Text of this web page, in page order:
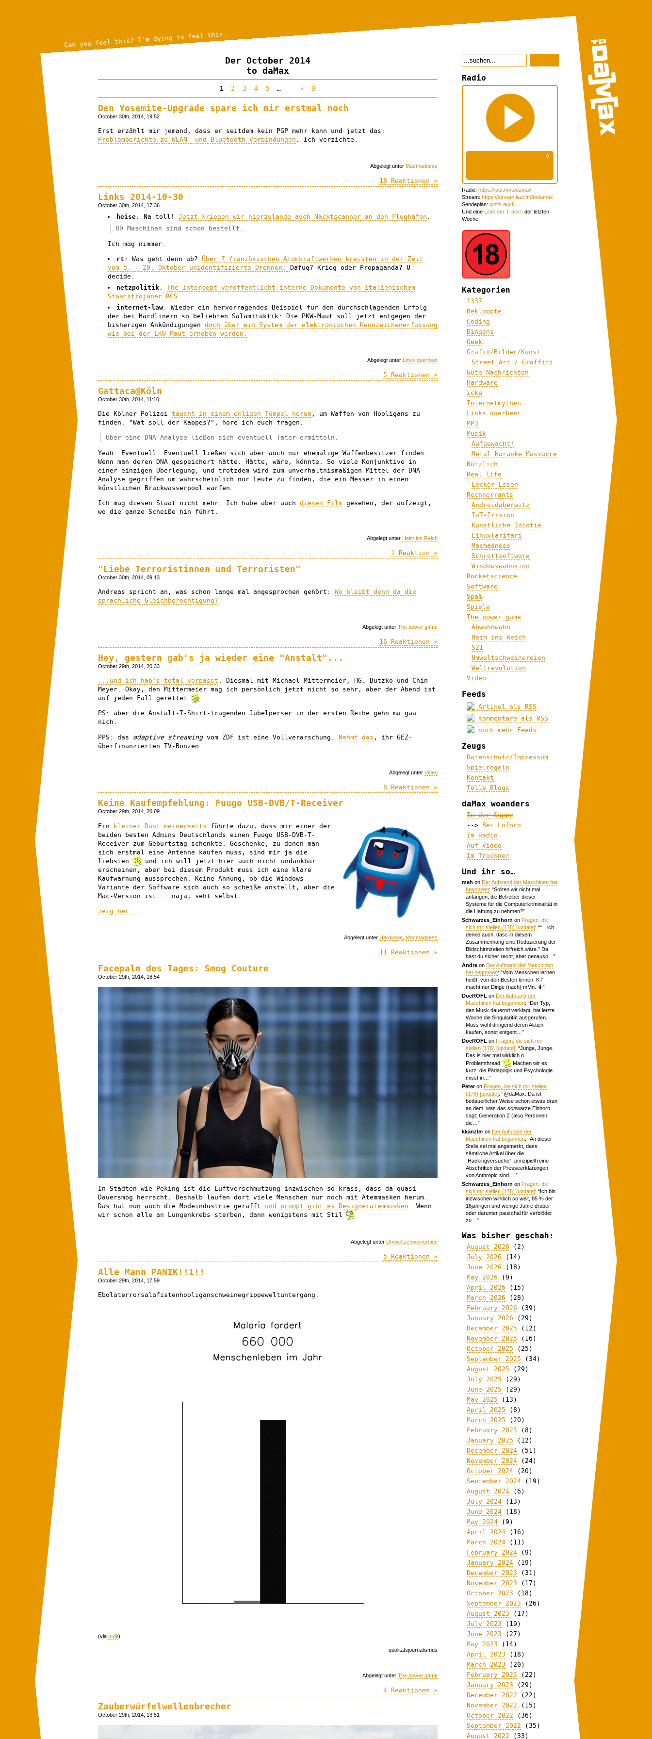
Can you feel this? I'm dying to feel this.
Der October 2014
to daMax
1 2 3 4 5 --» 9
Den Yosemite-Upgrade spare ich mir erstmal noch
October 30th, 2014, 19:52
Erst erzählt mir jemand, dass er seitdem kein PGP mehr kann und jetzt das:
Problemberichte zu WLAN- und Bluetooth-Verbindungen . Ich verzichte.
Abgelegt unter Macmadness
18 Reaktionen »
Links 2014-10-30
October 30th, 2014, 17:36
heise : Na toll!Jetzt kriegen wir hierzulande auch Nacktscanner an den Flughäfen
89 Maschinen sind schon bestellt.
Ich mag nimmer.
rt : Was geht denn ab? Über 7 französischen Atomkraftwerken kreisten in der Zeit
vom 5. - 20. Oktober unidentifizierte Drohnen.
Dafuq? Krieg oder Propaganda? U
decide.
netzpolitik :The Intercept veröffentlicht interne Dokumente von italienischem
Staatstrojaner RCS
internet-law : Wieder ein hervorragendes Beispiel für den durchschlagenden Erfolg
der bei Hardlinern so beliebten Salamitaktik: Die PKW-Maut soll jetzt entgegen der
bisherigen Ankündigungen doch über ein System der elektronischen Kennzeichenerfassung
wie bei der LKW-Maut erhoben werden.
Abgelegt unter Links querbeet
5 Reaktionen »
Gattaca@Köln
October 30th, 2014, 11:10
Die Kölner Polizei taucht in einem ekligen Tümpel herum , um Waffen von Hooligans zu
finden. "Wat soll der Kappes?", höre ich euch fragen.
Über eine DNA-Analyse ließen sich eventuell Täter ermitteln.
Yeah. Eventuell. Eventuell ließen sich aber auch nur ehemalige Waffenbesitzer finden.
Wenn man deren DNA gespeichert hätte. Hätte, wäre, könnte. So viele Konjunktive in
einer einzigen Überlegung, und trotzdem wird zum unverhältnismäßigen Mittel der DNA-
Analyse gegriffen um wahrscheinlich nur Leute zu finden, die ein Messer in einen
künstlichen Brackwasserpool warfen.
Ich mag diesen Staat nicht mehr. Ich habe aber auch diesen Film gesehen, der aufzeigt,
wo die ganze Scheiße hin führt.
Abgelegt unter Heim ins Reich
1 Reaktion »
"Liebe Terroristinnen und Terroristen"
October 30th, 2014, 09:13
Andreas spricht an, was schon lange mal angesprochen gehört: Wo bleibt denn da die
sprachliche Gleichberechtigung?
Abgelegt unter The power game
16 Reaktionen »
Hey, gestern gab's ja wieder eine "Anstalt"...
October 29th, 2014, 20:33
...und ich hab's total verpasst . Diesmal mit Michael Mittermeier, HG. Butzko und Chin
Meyer. Okay, den Mittermeier mag ich persönlich jetzt nicht so sehr, aber der Abend ist
auf jeden Fall gerettet
PS: aber die Anstalt-T-Shirt-tragenden Jubelperser in der ersten Reihe gehn ma gaa
nich.
PPS: das adaptive streamingvom ZDF ist eine Vollverarschung. Nehmt das , ihr GEZ-
überfinanzierten TV-Bonzen.
Abgelegt unter Video
8 Reaktionen »
Keine Kaufempfehlung: Fuugo USB-DVB/T-Receiver
October 29th, 2014, 20:09
Ein kleiner Rant meinerseits führte dazu, dass mir einer der
beiden besten Admins Deutschlands einen Fuugo USB-DVB-T-
Receiver zum Geburtstag schenkte. Geschenke, zu denen man
sich erstmal eine Antenne kaufen muss, sind mir ja die
liebsten
und ich will jetzt hier auch nicht undankbar
erscheinen, aber bei diesem Produkt muss ich eine klare
Kaufwarnung aussprechen. Keine Ahnung, ob die Windows-
Variante der Software sich auch so scheiße anstellt, aber die
Mac-Version ist... naja, seht selbst.
zeig her...
Abgelegt unter Hardware Macmadness
11 Reaktionen »
Facepalm des Tages: Smog Couture
October 29th, 2014, 18:54
In Städten wie Peking ist die Luftverschmutzung inzwischen so krass, dass da quasi
Dauersmog herrscht. Deshalb laufen dort viele Menschen nur noch mit Atemmasken herum.
Das hat nun auch die Modeindustrie gerafft und prompt gibt es Designeratemmasken . Wenn
wir schon alle an Lungenkrebs sterben, dann wenigstens mit Stil
Abgelegt unter Umweltschweinereien
5 Reaktionen »
Alle Mann PANIK!!1!!
October 29th, 2014, 17:59
Ebolaterrorsalafistenhooliganschweinegrippeweltuntergang.
(via u-dit)
qualitätsjournalismus
Abgelegt unter The power game
4 Reaktionen »
Zauberwürfelwellenbrecher
October 29th, 2014, 13:51
Radio
Radio: https://laut.fm/todamax
Stream: https://stream.laut.fm/todamax
Sendeplan: gibt's auch
Und eine Liste der Tracks der letzten
Woche.
Kategorien
1337
Bekloppte
Coding
Dingens
Geek
Grafix/Bilder/Kunst
Street Art / Graffiti
Gute Nachrichten
Hardware
icke
Internetmythen
Links querbeet
MP3
Musik
Aufgewacht!
Metal Karaoke Massacre
Nützlich
Real life
Lecker Essen
Rechnerrants
Androidaberwitz
IoT-Irrsinn
Künstliche Idiotie
Linuxlarifari
Macmadness
Schrottsoftware
Windowswahnsinn
Rocketscience
Software
Spaß
Spiele
The power game
Abwahnwahn
Heim ins Reich
S21
Umweltschweinereien
Weltrevolution
Video
Feeds
Artikel als RSS
Kommentare als RSS
noch mehr Feeds
Zeugs
Datenschutz/Impressum
Spielregeln
Kontakt
Tolle Blogs
daMax woanders
In der Suppe
-->
Bei Loforo
Im Radio
Auf Video
Im Trockner
Und ihr so…
meh onDer Aufstand der Maschinen hat
begonnen: “Sollten wir nicht mal
anfangen, die Betreiber dieser
Systeme für die Computerkriminalität in
die Haftung zu nehmen?”
Schwarzes_Einhorn onFragen, die
sich mir stellen (178) [update]: ““…ich
denke auch, dass in diesem
Zusammenhang eine Reduzierung der
Bildschirmzeiten hilfreich wäre.” Da
hast du sicher recht, aber genauso… ”
Andre onDer Aufstand der Maschinen
hat begonnen: “Vom Menschen lernen
heißt, von den Besten lernen. K’I’
macht nur Dinge (nach) mMn. 🤷”
DocROFL onDer Aufstand der
Maschinen hat begonnen: “Der Typ,
den Musk dauernd verklagt, hat letzte
Woche die Singularität ausgerufen.
Muss wohl dringend deren Aktien
kaufen, sonst entgeht… ”
DocROFL onFragen, die sich mir
stellen (178) [update]: “Junge, Junge.
Das is hier mal wirklich n
Problemthread.
Machen wir es
kurz: die Pädagogik und Psychologie
misst in… ”
PeteronFragen, die sich mir stellen
(178) [update]: “@daMax: Da ist
bedauerlicher Weise schon etwas dran
an dem, was das schwarze Einhorn
sagt: Generation Z (also Personen,
die… ”
kkanzleronDer Aufstand der
Maschinen hat begonnen: “An dieser
Stelle sei mal angemerkt, dass
sämtliche Artikel über die
“Hackingversuche”, prinzipiell reine
Abschriften der Presseerklärungen
von Anthropic sind.… ”
Schwarzes_Einhorn onFragen, die
sich mir stellen (178) [update]: “Ich bin
inzwischen wirklich so weit, 85 % der
16jährigen und wenige Jahre drüber
oder darunter pauschal für verblödet
zu… ”
Was bisher geschah:
August 2026 (2)
July 2026 (14)
June 2026 (18)
May 2026 (9)
April 2026 (15)
March 2026 (28)
February 2026 (39)
January 2026 (29)
December 2025 (12)
November 2025 (16)
October 2025 (25)
September 2025 (34)
August 2025 (29)
July 2025 (29)
June 2025 (29)
May 2025 (13)
April 2025 (8)
March 2025 (20)
February 2025 (8)
January 2025 (12)
December 2024 (51)
November 2024 (24)
October 2024 (20)
September 2024 (19)
August 2024 (6)
July 2024 (13)
June 2024 (18)
May 2024 (9)
April 2024 (16)
March 2024 (11)
February 2024 (9)
January 2024 (19)
December 2023 (31)
November 2023 (17)
October 2023 (18)
September 2023 (26)
August 2023 (17)
July 2023 (19)
June 2023 (27)
May 2023 (14)
April 2023 (18)
March 2023 (20)
February 2023 (22)
January 2023 (29)
December 2022 (22)
November 2022 (15)
October 2022 (36)
September 2022 (35)
August 2022 (33)